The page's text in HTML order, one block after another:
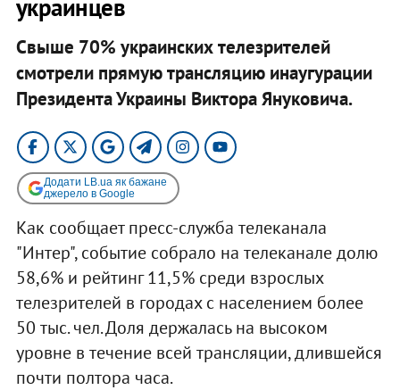
украинцев
Свыше 70% украинских телезрителей
смотрели прямую трансляцию инаугурации
Президента Украины Виктора Януковича.
Додати LB.ua як бажане
джерело в Google
Как сообщает пресс-служба телеканала
"Интер", событие собрало на телеканале долю
58,6% и рейтинг 11,5% среди взрослых
телезрителей в городах с населением более
50 тыс. чел. Доля держалась на высоком
уровне в течение всей трансляции, длившейся
почти полтора часа.